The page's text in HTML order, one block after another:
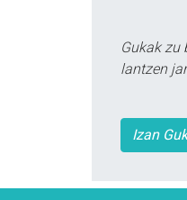
Gukak zu
lantzen
Izan